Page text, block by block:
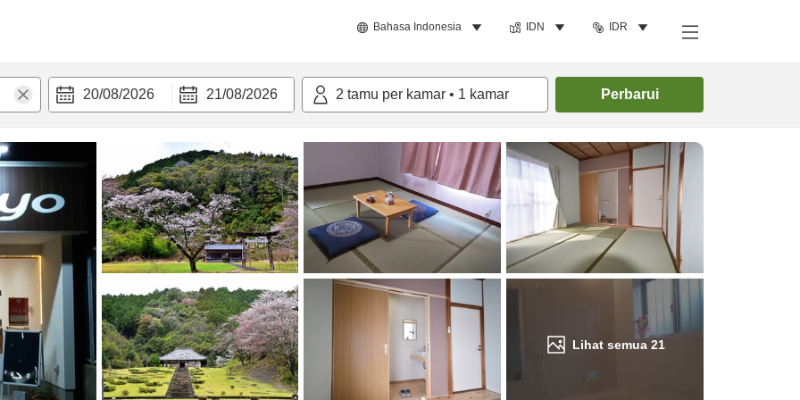
Bahasa Indonesia IDN IDR
20/08/2026 21/08/2026 2 tamu per kamar • 1 kamar Perbarui
Lihat semua 21
Cari kamar